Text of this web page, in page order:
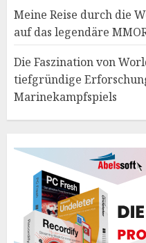
Meine Reise durch die
auf das legendäre
Die Faszination von
tiefgründige
Marinekampfspiels